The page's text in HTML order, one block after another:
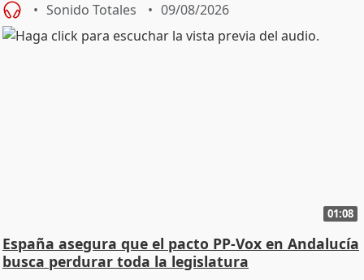
Sonido Totales 09/08/2026
01:08
España asegura que el pacto PP-Vox en Andalucía
busca perdurar toda la legislatura